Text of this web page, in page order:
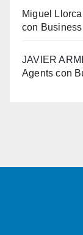
Miguel Llorca
con
JAVIER
Agents con